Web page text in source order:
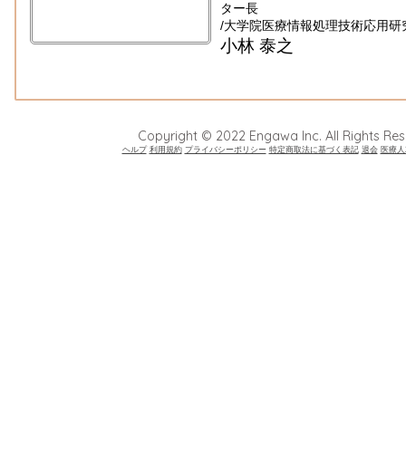
ター長
/大学院医療情報処理技術応用研
小林 泰之
Copyright © 2022 Engawa Inc. All Rights
ヘルプ 利用規約 プライバシーポリシー 特定商取法に基づく表記 退会 医療